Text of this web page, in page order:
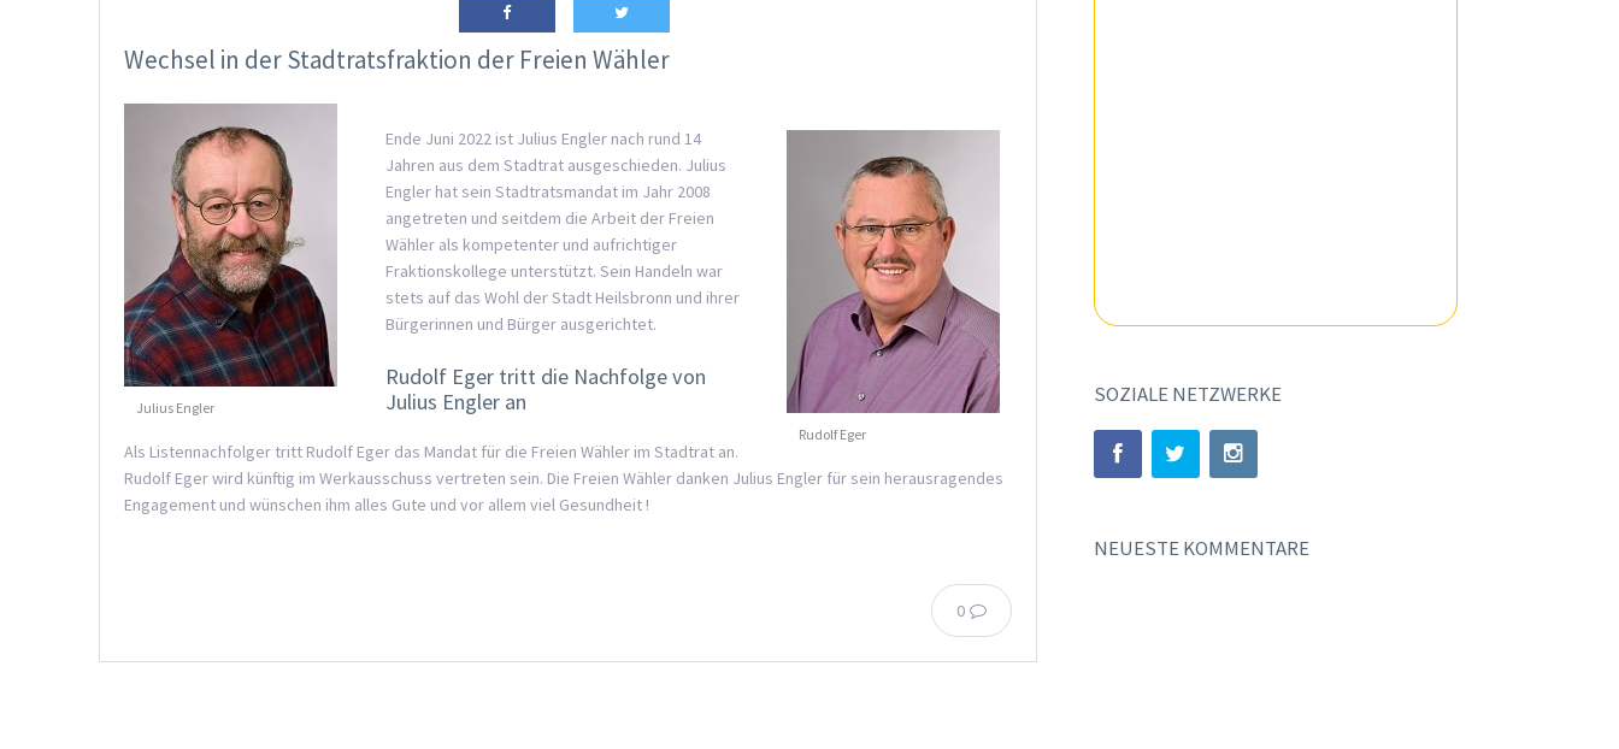
Wechsel in der Stadtratsfraktion der Freien Wähler
Julius Engler
Rudolf Eger
Ende Juni 2022 ist Julius Engler nach rund 14
Jahren aus dem Stadtrat ausgeschieden. Julius
Engler hat sein Stadtratsmandat im Jahr 2008
angetreten und seitdem die Arbeit der Freien
Wähler als kompetenter und aufrichtiger
Fraktionskollege unterstützt. Sein Handeln war
stets auf das Wohl der Stadt Heilsbronn und ihrer
Bürgerinnen und Bürger ausgerichtet.
Rudolf Eger tritt die Nachfolge von
Julius Engler an
Als Listennachfolger tritt Rudolf Eger das Mandat für die Freien Wähler im Stadtrat an.
Rudolf Eger wird künftig im Werkausschuss vertreten sein. Die Freien Wähler danken Julius Engler für sein herausragendes
Engagement und wünschen ihm alles Gute und vor allem viel Gesundheit !
0
SOZIALE NETZWERKE
NEUESTE KOMMENTARE